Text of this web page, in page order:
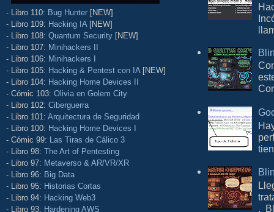
- Libro 110: Bug Hunter [NEW]
- Libro 109: Hacking IA [NEW]
- Libro 108: Quantum Security [NEW]
- Libro 107: Minihackers II
- Libro 106: Minihackers I
- Libro 105: Hacking & Pentest con IA [NEW]
- Libro 104: Hacking Home Devices II
- Cómic 103: Olivia en Golem City
- Libro 102: Ciberguerra
- Libro 101: Arquitectura de Seguridad
- Libro 100: Hacking Home Devices I
- Cómic 99: Las Tiras de Cálico 3
- Libro 98: The Art of Pentesting
- Libro 97: Metaverso & AR/VR/XR
- Libro 96: Big Data
- Libro 95: Historias Cortas
- Libro 94: Hacking Web3
- Libro 93: Hardening AWS
,